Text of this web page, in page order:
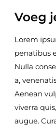
Voeg
Lorem
penatibus
Nulla
a,
Aenean
viverra
augue.